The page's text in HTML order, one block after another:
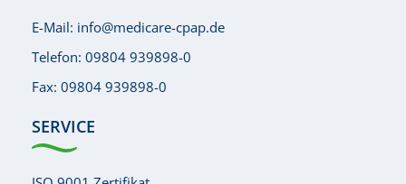
E-Mail: info@medicare-cpap.de
Telefon: 09804 939898-0
Fax: 09804 939898-0
SERVICE